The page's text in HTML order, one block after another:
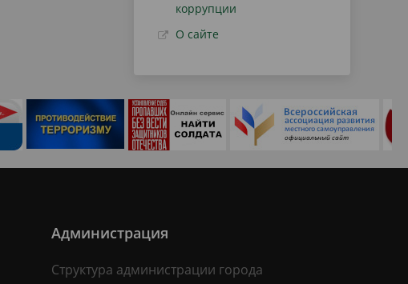
коррупции
О сайте
Администрация
Структура администрации города